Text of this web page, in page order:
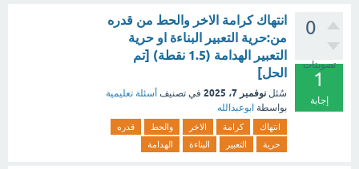
0
تصويتات
1
إجابة
انتهاك كرامة الاخر والحط من قدره
من:حرية التعبير البناءة او حرية
التعبير الهدامة (1.5 نقطة) [تم
الحل]
سُئل نوفمبر 7، 2025 في تصنيف أسئلة تعليمية
بواسطة ابوعبدالله
انتهاك كرامة الاخر والحط
قدره
حرية
التعبير البناءة الهدامة